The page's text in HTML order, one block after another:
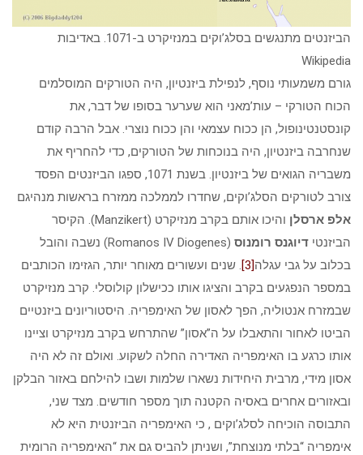
הביזנטים מתנגשים בסלג’וקים במנזיקרט ב-1071. באדיבות
Wikipedia
גורם משמעותי נוסף, לנפילת ביזנטיון, היה הטורקים המוסלמים
הכוח הטורקי – עות’מאני הוא שערער בסופו של דבר, את
קונסטנטינופול, הן ככוח עצמאי והן ככוח נוצרי. אבל הרבה קודם
שנחרבה ביזנטיון, היה בנוכחות של הטורקים, כדי להחריף את
משבריה הגואים של ביזנטיון. בשנת 1071, ספגו הביזנטים הפסד
צורב לטורקים הסלג’וקים, שחדרו לממלכה ממזרח בראשות מנהיגם
אלפ ארסלן
והיכו אותם בקרב מנזיקרט (Manzikert). הקיסר
הביזנטי דיוגנס רומנוס
(Romanos IV Diogenes) נשבה והובל
בכלוב על גבי עגלה[3]
. שנים ועשורים מאוחר יותר, הגזימו הכותבים
במספר הנפגעים בקרב והציגו אותו ככישלון קולוסלי. קרב מנזיקרט
שבמזרח אנטוליה, הפך לאסון של האימפריה. היסטוריונים ביזנטיים
הביטו לאחור והתאבלו על ה”אסון” שהתרחש בקרב מנזיקרט וציינו
אותו כרגע בו האימפריה האדירה החלה לשקוע. ואולם זה לא היה
אסון מידי, מרבית היחידות נשארו שלמות ושבו להילחם באזור הבלקן
ובאזורים אחרים באסיה הקטנה תוך מספר חודשים. מצד שני,
התבוסה הוכיחה לסלג’וקים , כי האימפריה הביזנטית היא לא
אימפריה “בלתי מנוצחת”, ושניתן להביס גם את “האימפריה הרומית